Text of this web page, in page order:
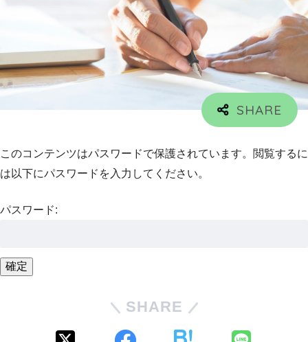
このコンテンツはパスワードで保護されています。閲覧するに
は以下にパスワードを入力してください。
パスワード:
SHARE